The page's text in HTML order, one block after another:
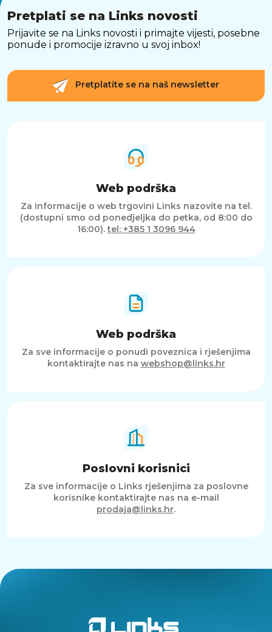
Pretplati se na Links novosti
Prijavite se na Links novosti i primajte vijesti, posebne
ponude i promocije izravno u svoj inbox!
Pretplatite se na naš newsletter
Web podrška
Za informacije o web trgovini Links nazovite na tel.
(dostupni smo od ponedjeljka do petka, od 8:00 do
16:00).tel: +385 1 3096 944
Web podrška
Za sve informacije o ponudi poveznica i rješenjima
kontaktirajte nas na webshop@links.hr
Poslovni korisnici
Za sve informacije o Links rješenjima za poslovne
korisnike kontaktirajte nas na e-mail
prodaja@links.hr.